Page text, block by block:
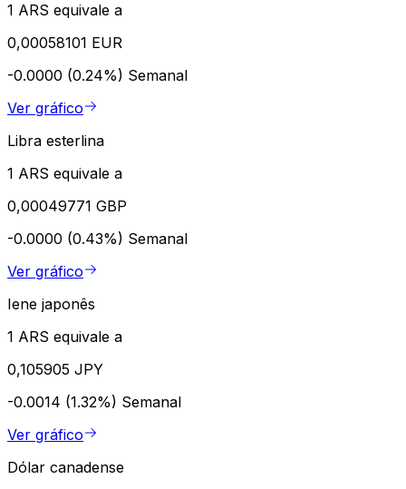
1 ARS equivale a
0,00058101 EUR
-0.0000 (0.24%) Semanal
Ver gráfico
Libra esterlina
1 ARS equivale a
0,00049771 GBP
-0.0000 (0.43%) Semanal
Ver gráfico
Iene japonês
1 ARS equivale a
0,105905 JPY
-0.0014 (1.32%) Semanal
Ver gráfico
Dólar canadense